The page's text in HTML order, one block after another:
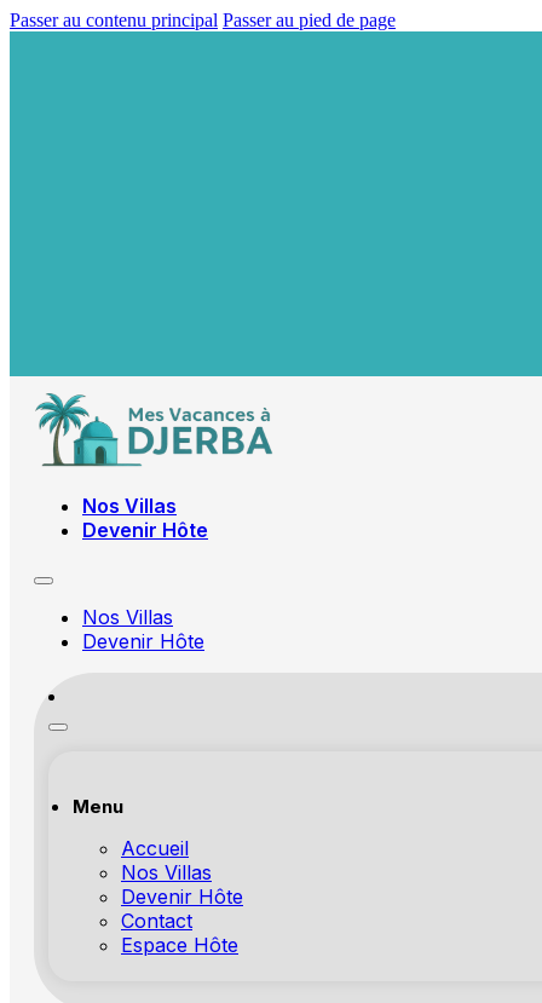
Passer au contenu principal Passer au pied de page
Nos Villas
Devenir Hôte
Nos Villas
Devenir Hôte
Menu
Accueil
Nos Villas
Devenir Hôte
Contact
Espace Hôte